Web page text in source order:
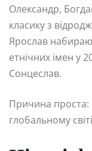
Олександр,
класику з
Ярослав
етнічних імен у
Сонцеслав.
Причина проста:
глобальному